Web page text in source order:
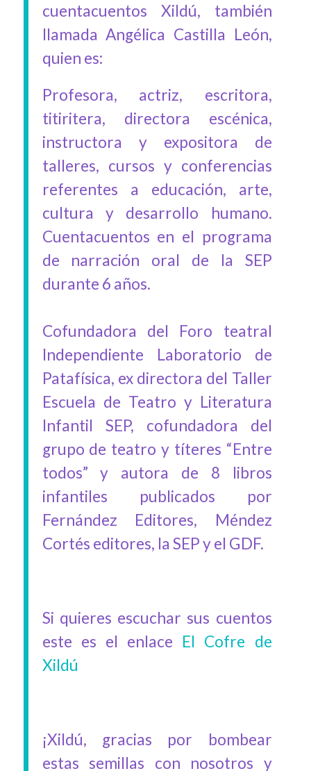
cuentacuentos Xildú, también
llamada Angélica Castilla León,
quien es:
Profesora, actriz, escritora,
titiritera, directora escénica,
instructora y expositora de
talleres, cursos y conferencias
referentes a educación, arte,
cultura y desarrollo humano.
Cuentacuentos en el programa
de narración oral de la SEP
durante 6 años.
Cofundadora del Foro teatral
Independiente Laboratorio de
Patafísica, ex directora del Taller
Escuela de Teatro y Literatura
Infantil SEP, cofundadora del
grupo de teatro y títeres “Entre
todos” y autora de 8 libros
infantiles publicados por
Fernández Editores, Méndez
Cortés editores, la SEP y el GDF.
Si quieres escuchar sus cuentos
este es el enlace El Cofre de
Xildú
¡Xildú, gracias por bombear
estas semillas con nosotros y